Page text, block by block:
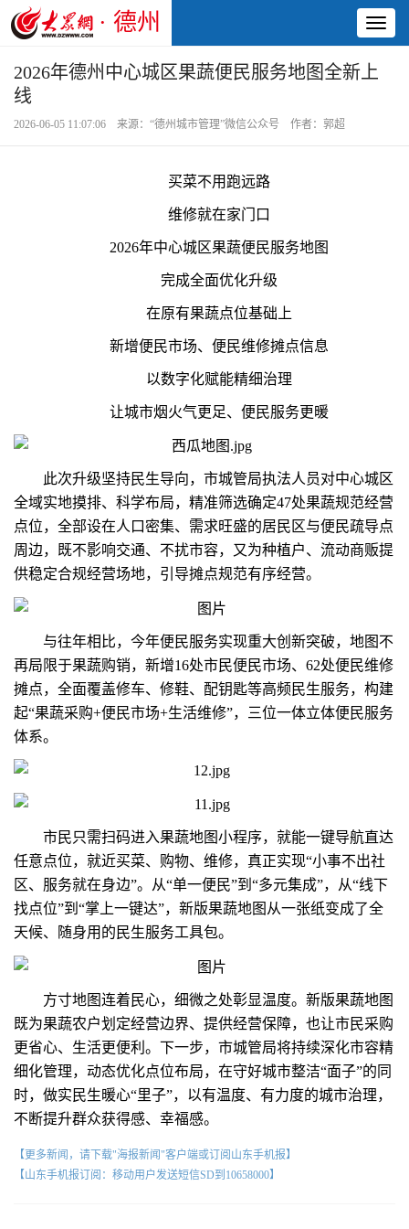
· 德州
2026年德州中心城区果蔬便民服务地图全新上
线
2026-06-05 11:07:06 来源：“德州城市管理”微信公众号 作者：郭超
买菜不用跑远路
维修就在家门口
2026年中心城区果蔬便民服务地图
完成全面优化升级
在原有果蔬点位基础上
新增便民市场、便民维修摊点信息
以数字化赋能精细治理
让城市烟火气更足、便民服务更暖
此次升级坚持民生导向，市城管局执法人员对中心城区
全域实地摸排、科学布局，精准筛选确定47处果蔬规范经营
点位，全部设在人口密集、需求旺盛的居民区与便民疏导点
周边，既不影响交通、不扰市容，又为种植户、流动商贩提
供稳定合规经营场地，引导摊点规范有序经营。
与往年相比，今年便民服务实现重大创新突破，地图不
再局限于果蔬购销，新增16处市民便民市场、62处便民维修
摊点，全面覆盖修车、修鞋、配钥匙等高频民生服务，构建
起“果蔬采购+便民市场+生活维修”，三位一体立体便民服务
体系。
市民只需扫码进入果蔬地图小程序，就能一键导航直达
任意点位，就近买菜、购物、维修，真正实现“小事不出社
区、服务就在身边”。从“单一便民”到“多元集成”，从“线下
找点位”到“掌上一键达”，新版果蔬地图从一张纸变成了全
天候、随身用的民生服务工具包。
方寸地图连着民心，细微之处彰显温度。新版果蔬地图
既为果蔬农户划定经营边界、提供经营保障，也让市民采购
更省心、生活更便利。下一步，市城管局将持续深化市容精
细化管理，动态优化点位布局，在守好城市整洁“面子”的同
时，做实民生暖心“里子”，以有温度、有力度的城市治理，
不断提升群众获得感、幸福感。
【更多新闻，请下载"海报新闻"客户端或订阅山东手机报】
【山东手机报订阅：移动用户发送短信SD到10658000】